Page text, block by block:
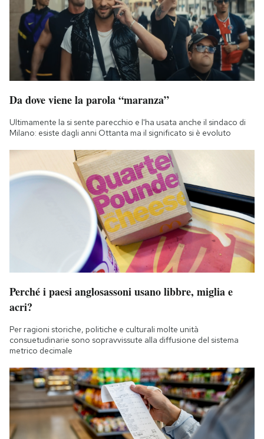
Da dove viene la parola “maranza”
Ultimamente la si sente parecchio e l'ha usata anche il sindaco di
Milano: esiste dagli anni Ottanta ma il significato si è evoluto
Perché i paesi anglosassoni usano libbre, miglia e
acri?
Per ragioni storiche, politiche e culturali molte unità
consuetudinarie sono sopravvissute alla diffusione del sistema
metrico decimale